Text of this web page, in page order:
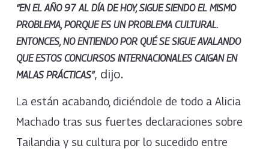
“EN EL AÑO 97 AL DÍA DE HOY, SIGUE SIENDO EL MISMO
PROBLEMA, PORQUE ES UN PROBLEMA CULTURAL.
ENTONCES, NO ENTIENDO POR QUÉ SE SIGUE AVALANDO
QUE ESTOS CONCURSOSINTERNACIONALES CAIGAN EN
MALAS PRÁCTICAS”, dijo.
La están acabando, diciéndole de todo a Alicia
Machado tras sus fuertes declaraciones sobre
Tailandia y su cultura por lo sucedido entre